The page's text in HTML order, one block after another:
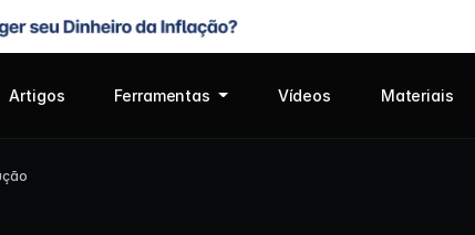
Artigos Ferramentas Vídeos Materiais